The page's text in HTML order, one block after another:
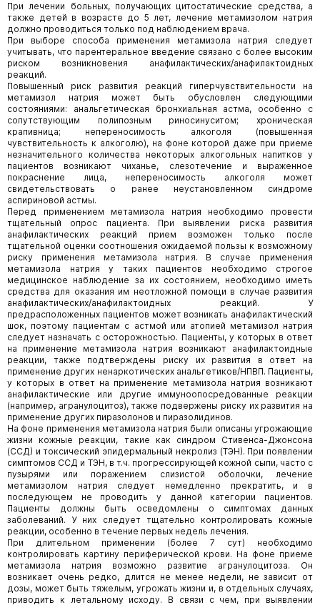
При лечении больных, получающих цитостатические средства, а
также детей в возрасте до 5 лет, лечение метамизолом натрия
должно проводиться только под наблюдением врача.
При выборе способа применения метамизола натрия следует
учитывать, что парентеральное введение связано с более высоким
риском возникновения анафилактических/анафилактоидных
реакций.
Повышенный риск развития реакций гиперчувствительности на
метамизол натрия может быть обусловлен следующими
состояниями: анальгетическая бронхиальная астма, особенно с
сопутствующим полипозным риносинуситом; хроническая
крапивница; непереносимость алкоголя (повышенная
чувствительность к алкоголю), на фоне которой даже при приеме
незначительного количества некоторых алкогольных напитков у
пациентов возникают чиханье, слезотечение и выраженное
покраснение лица, непереносимость алкоголя может
свидетельствовать о ранее неустановленном синдроме
аспириновой астмы.
Перед применением метамизола натрия необходимо провести
тщательный опрос пациента. При выявлении риска развития
анафилактических реакций прием возможен только после
тщательной оценки соотношения ожидаемой пользы к возможному
риску применения метамизола натрия. В случае применения
метамизола натрия у таких пациентов необходимо строгое
медицинское наблюдение за их состоянием, необходимо иметь
средства для оказания им неотложной помощи в случае развития
анафилактических/анафилактоидных реакций. У
предрасположенных пациентов может возникать анафилактический
шок, поэтому пациентам с астмой или атопией метамизол натрия
следует назначать с осторожностью. Пациенты, у которых в ответ
на применение метамизола натрия возникают анафилактоидные
реакции, также подтверждены риску их развития в ответ на
применение других ненаркотических анальгетиков/НПВП. Пациенты,
у которых в ответ на применение метамизола натрия возникают
анафилактические или другие иммуноопосредованные реакции
(например, агранулоцитоз), также подвержены риску их развития на
применение других пиразолонов и пиразолидинов.
На фоне применения метамизола натрия были описаны угрожающие
жизни кожные реакции, такие как синдром Стивенса-Джонсона
(ССД) и токсический эпидермальный некролиз (ТЭН). При появлении
симптомов ССД и ТЭН, в т.ч. прогрессирующей кожной сыпи, часто с
пузырями или поражением слизистой оболочки, лечение
метамизолом натрия следует немедленно прекратить, и в
последующем не проводить у данной категории пациентов.
Пациенты должны быть осведомлены о симптомах данных
заболеваний. У них следует тщательно контролировать кожные
реакции, особенно в течение первых недель лечения.
При длительном применении (более 7 сут) необходимо
контролировать картину периферической крови. На фоне приеме
метамизола натрия возможно развитие агранулоцитоза. Он
возникает очень редко, длится не менее недели, не зависит от
дозы, может быть тяжелым, угрожать жизни и, в отдельных случаях,
приводить к летальному исходу. В связи с чем, при выявлении